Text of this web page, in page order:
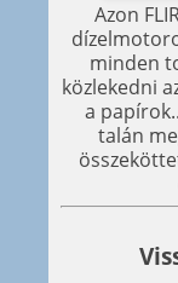
Azon
minden
közlekedni
a
talán